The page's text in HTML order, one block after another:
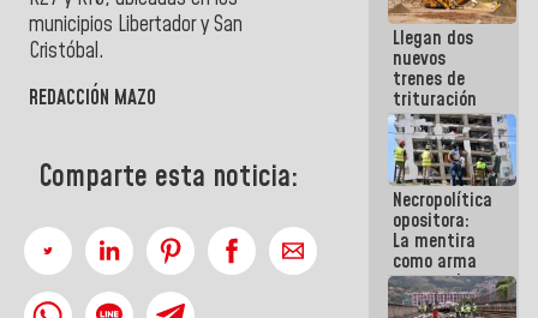
municipios Libertador y San
Cristóbal.
REDACCIÓN MAZO
Comparte esta noticia:
que haces
es
embarrarla
Llegan dos
nuevos
trenes de
trituración
para
optimizar
manejo de
escombros
en La Guaira
Necropolítica
opositora:
La mentira
como arma
contra el
Pueblo